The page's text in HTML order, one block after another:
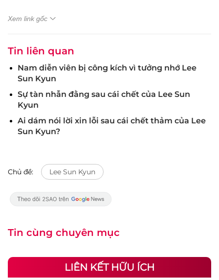
Xem link gốc
Tin liên quan
Nam diễn viên bị công kích vì tưởng nhớ Lee
Sun Kyun
Sự tàn nhẫn đằng sau cái chết của Lee Sun
Kyun
Ai dám nói lời xin lỗi sau cái chết thảm của Lee
Sun Kyun?
Chủ đề: Lee Sun Kyun
Tin cùng chuyên mục
LIÊN KẾT HỮU ÍCH